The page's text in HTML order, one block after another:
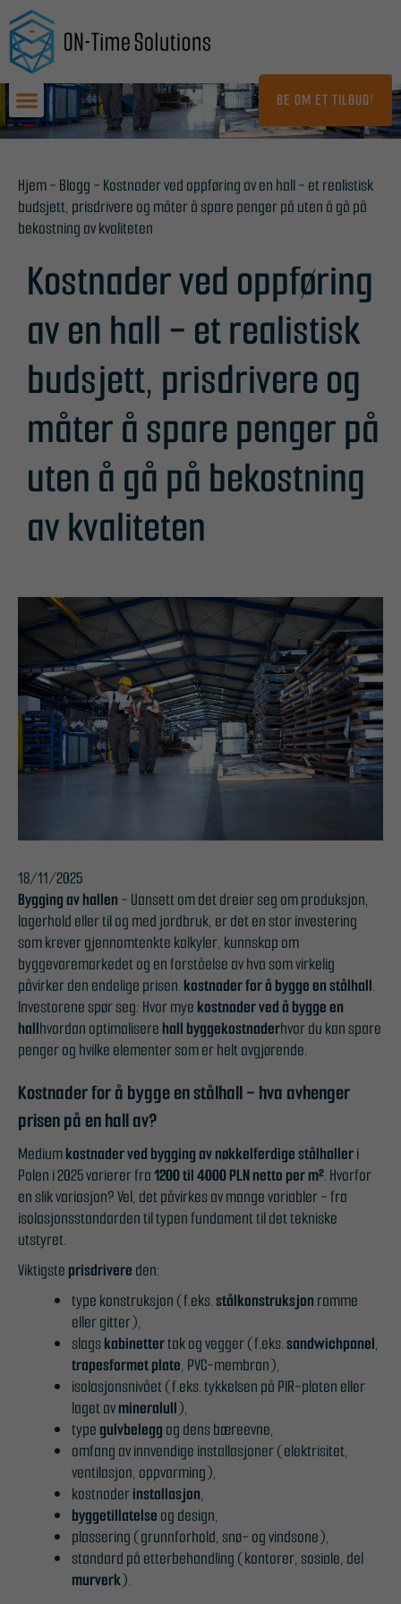
Hopp
innhold
BE OM ET TILBUD!
Hjem- Blogg - Kostnader ved oppføring av en hall - et realistisk
budsjett, prisdrivere og måter å spare penger på uten å gå på
bekostning av kvaliteten
Kostnader ved oppføring
av en hall - et realistisk
budsjett, prisdrivere og
måter å spare penger på
uten å gå på bekostning
av kvaliteten
18/11/2025
Bygging av hallen - Uansett om det dreier seg om produksjon,
lagerhold eller til og med jordbruk, er det en stor investering
som krever gjennomtenkte kalkyler, kunnskap om
byggevaremarkedet og en forståelse av hva som virkelig
påvirker den endelige prisen. kostnader for å bygge en stålhall.
Investorene spør seg: Hvor mye kostnader ved å bygge en
hallhvordan optimalisere hall byggekostnaderhvor du kan spare
penger og hvilke elementer som er helt avgjørende.
Kostnader for å bygge en stålhall - hva avhenger
prisen på en hall av?
Mediumkostnader ved bygging av nøkkelferdige stålhalleri
Polen i 2025 varierer fra1200 til 4000 PLN netto per m². Hvorfor
en slik variasjon? Vel, det påvirkes av mange variabler - fra
isolasjonsstandarden til typen fundament til det tekniske
utstyret.
Viktigste prisdrivere den:
type konstruksjon (f.eks.stålkonstruksjon ramme
eller gitter),
slagskabinettertak og vegger (f.eks.sandwichpanel,
trapesformet plate, PVC-membran),
isolasjonsnivået (f.eks. tykkelsen på PIR-platen eller
laget avmineralull),
typegulvbelegg og dens bæreevne,
omfang av innvendige installasjoner (elektrisitet,
ventilasjon, oppvarming),
kostnaderinstallasjon,
byggetillatelse og design,
plassering (grunnforhold, snø- og vindsone),
standard på etterbehandling (kontorer, sosiale, del
murverk).